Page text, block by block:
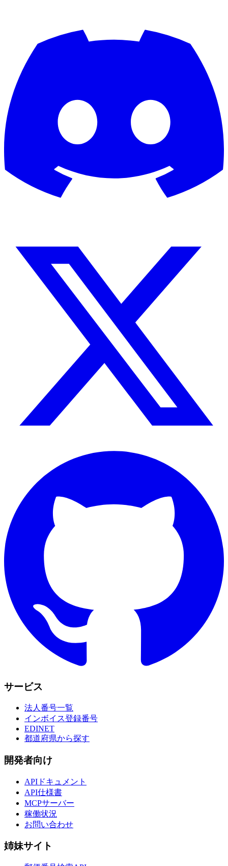
サービス
法人番号一覧
インボイス登録番号
EDINET
都道府県から探す
開発者向け
APIドキュメント
API仕様書
MCPサーバー
稼働状況
お問い合わせ
姉妹サイト